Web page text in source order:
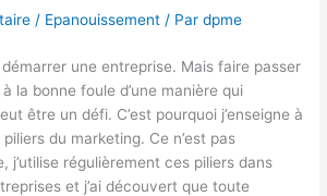
/ Epanouissement / Pardpme
une entreprise. Mais faire passer
la bonne foule d’une manière qui
être un défi. C’est pourquoi j’enseigne à
du marketing. Ce n’est pas
j’utilise régulièrement ces piliers dans
et j’ai découvert que toute